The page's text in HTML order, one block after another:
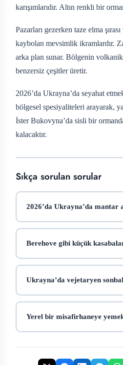
karışımlarıdır. Altın renkli bir
Pazarları gezerken taze elma
kaybolan mevsimlik ikramlardır.
arka plan sunar. Bölgenin
benzersiz çeşitler üretir.
2026’da Ukrayna’da seyahat
bölgesel spesiyaliteleri arayarak,
İster Bukovyna’da sisli bir
kalacaktır.
Sıkça sorulan sorular
2026’da Ukrayna’da mantar
Berehove gibi küçük
Ukrayna’da vejetaryen
Yerel bir misafirhaneye